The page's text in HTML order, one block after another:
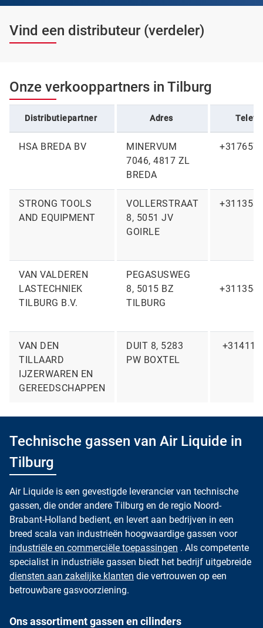
Vind een distributeur (verdeler)
Onze verkooppartners in Tilburg
Distributiepartner Adres
HSA BREDA BV
MINERVUM
7046, 4817 ZL
BREDA
STRONG TOOLS
AND EQUIPMENT
VOLLERSTRAAT
8, 5051 JV
GOIRLE
VAN VALDEREN
LASTECHNIEK
TILBURG B.V.
PEGASUSWEG
8, 5015 BZ
TILBURG
VAN DEN
TILLAARD
IJZERWAREN EN
GEREEDSCHAPPEN
DUIT 8, 5283
PW BOXTEL
Technische gassen van Air Liquide in
Tilburg
Air Liquide is een gevestigde leverancier van technische
gassen, die onder andere Tilburg en de regio Noord-
Brabant-Holland bedient, en levert aan bedrijven in een
breed scala van industrieën hoogwaardige gassen voor
industriële en commerciële toepassingen . Als competente
specialist in industriële gassen biedt het bedrijf uitgebreide
diensten aan zakelijke klanten die vertrouwen op een
betrouwbare gasvoorziening.
Ons assortiment gassen en cilinders